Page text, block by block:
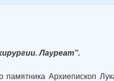
Лауреат”.
памятника Архиепископ